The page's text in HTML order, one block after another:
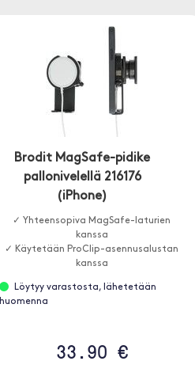
Brodit MagSafe-pidike
pallonivelellä 216176
(iPhone)
✓ Yhteensopiva MagSafe-laturien
kanssa
✓ Käytetään ProClip-asennusalustan
kanssa
Löytyy varastosta, lähetetään
huomenna
33.90 €